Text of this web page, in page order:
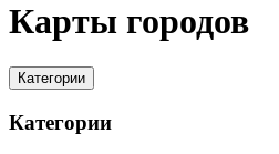
Карты городов
Категории
Категории